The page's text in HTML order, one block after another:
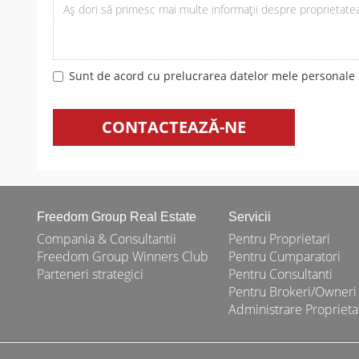
Sunt de acord cu prelucrarea datelor mele
CONTACTEAZĂ-NE
Freedom Group Real Estate
Compania & Consultantii
Freedom Group Winners Club
Parteneri strategici
Servicii
Pentru Proprietari
Pentru Cumparatori
Pentru Consultanti
Pentru Brokeri/Owneri
Administrare